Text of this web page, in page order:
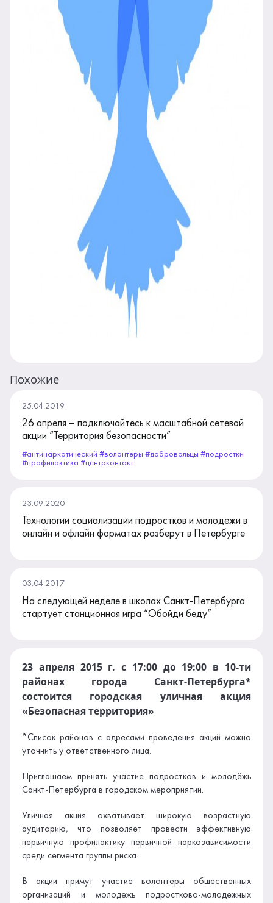
Похожие
25.04.2019
26 апреля – подключайтесь к масштабной сетевой
акции “Территория безопасности”
#антинаркотический #волонтёры #добровольцы #подростки
#профилактика #центрконтакт
23.09.2020
Технологии социализации подростков и молодежи в
онлайн и офлайн форматах разберут в Петербурге
03.04.2017
На следующей неделе в школах Санкт-Петербурга
стартует станционная игра “Обойди беду”
23 апреля 2015 г. с 17:00 до 19:00 в 10-ти
районах города Санкт-Петербурга*
состоится городская уличная акция
«Безопасная территория»
*Список районов с адресами проведения акций можно
уточнить у ответственного лица.
Приглашаем принять участие подростков и молодёжь
Санкт-Петербурга в городском мероприятии.
Уличная акция охватывает широкую возрастную
аудиторию, что позволяет провести эффективную
первичную профилактику первичной наркозависимости
среди сегмента группы риска.
В акции примут участие волонтеры общественных
организаций и молодежь подростково-молодежных